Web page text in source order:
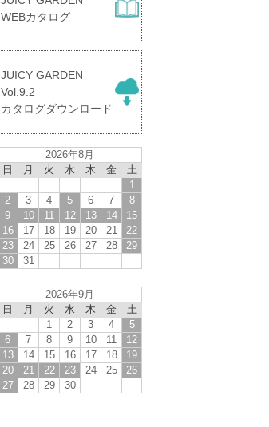
WEBカタログ
JUICY GARDEN
Vol.9.2
カタログダウンロード
2026年8月
日
月 火 水 木 金
土
1
2
3 4 5 6 7
8
9
10 11 12 13 14
15
16
17 18 19 20 21
22
23
24 25 26 27 28
29
30
31
2026年9月
日
月 火 水 木 金
土
1
2 3 4
5
6
7 8 9 10 11
12
13
14 15 16 17 18
19
20
21 22 23 24 25
26
27
28 29 30